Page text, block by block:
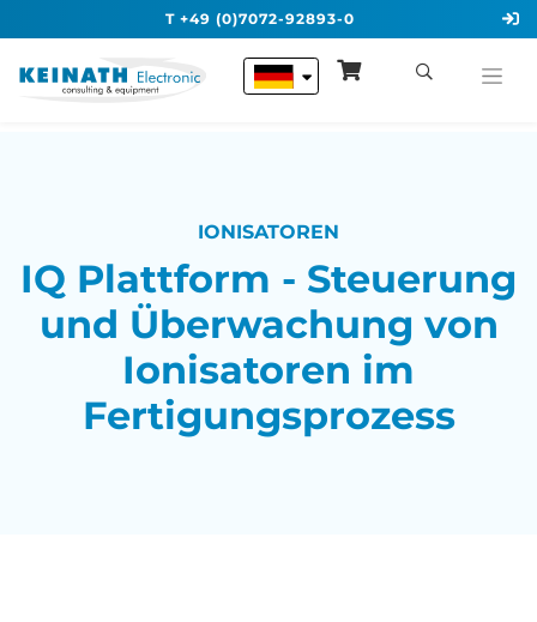
T +49 (0)7072-92893-0
IONISATOREN
IQ Plattform - Steuerung
und Überwachung von
Ionisatoren im
Fertigungsprozess